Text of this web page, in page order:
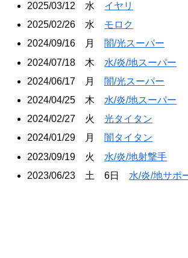
2025/03/12 水 イヤリ
2025/02/26 水 モロク
2024/09/16 月 闇/光スーパー
2024/07/18 木 水/炎/地スーパー
2024/06/17 月 闇/光スーパー
2024/04/25 木 水/炎/地スーパー
2024/02/27 火光タイタン
2024/01/29 月 闇タイタン
2023/09/19 火 水/炎/地射撃手
2023/06/23 土 6日 水/炎/地サポ